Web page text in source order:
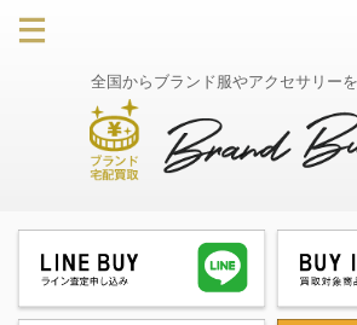
全国からブランド服やアクセサリー